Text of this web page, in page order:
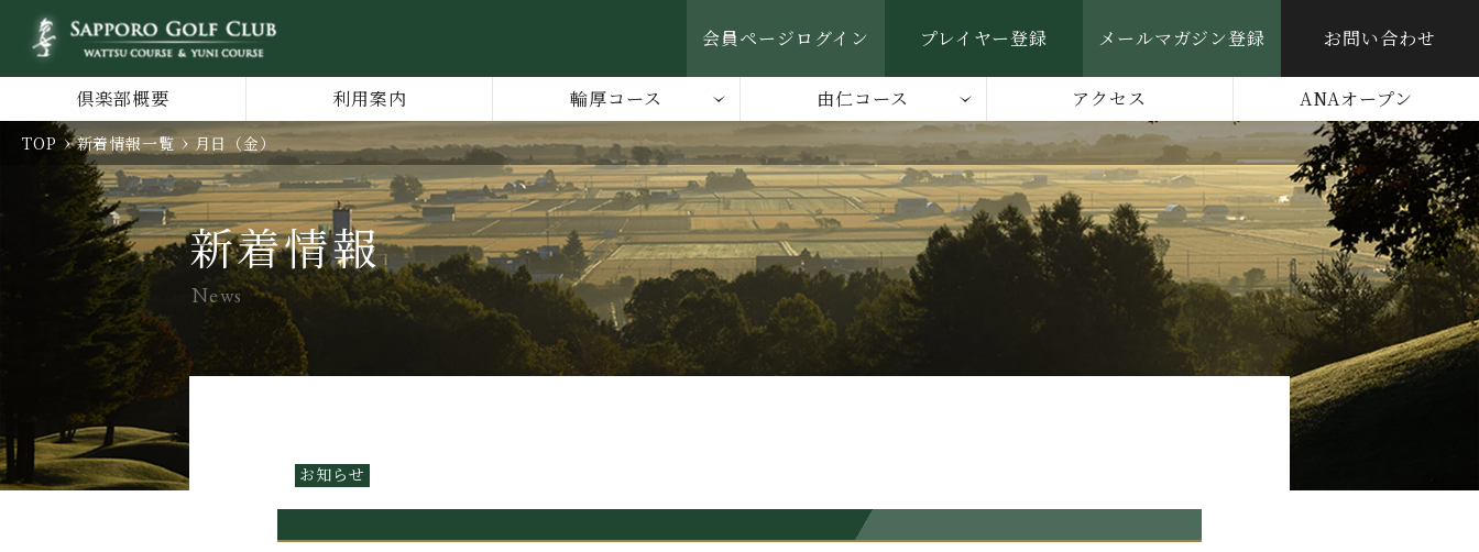
会員ページログイン プレイヤー登録 メールマガジン登録 お問い合わせ
倶楽部概要 利用案内 輪厚コース 由仁コース アクセス ANAオープン
TOP 新着情報一覧 月日（金）
新着情報
News
お知らせ